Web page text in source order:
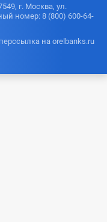
г. Москва, ул.
номер: 8 (800) 600-64-
на orelbanks.ru